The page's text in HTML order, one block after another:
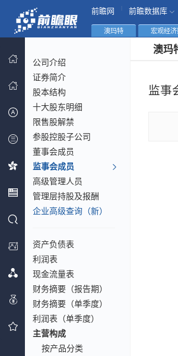
前瞻网 前瞻数据库
澳玛特 宏观经济
公司介绍
证券简介
股本结构
十大股东明细
限售股解禁
参股控股子公司
董事会成员
监事会成员
高级管理人员
管理层持股及报酬
企业高级查询（新）
资产负债表
利润表
现金流量表
财务摘要（报告期）
财务摘要（单季度）
利润表（单季度）
主营构成
按产品分类
澳玛
监事